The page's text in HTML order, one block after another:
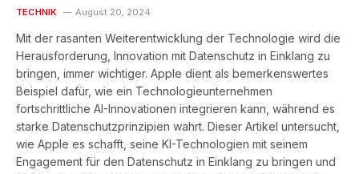
TECHNIK August 20, 2024
Mit der rasanten Weiterentwicklung der Technologie wird die
Herausforderung, Innovation mit Datenschutz in Einklang zu
bringen, immer wichtiger. Apple dient als bemerkenswertes
Beispiel dafür, wie ein Technologieunternehmen
fortschrittliche AI-Innovationen integrieren kann, während es
starke Datenschutzprinzipien wahrt. Dieser Artikel untersucht,
wie Apple es schafft, seine KI-Technologien mit seinem
Engagement für den Datenschutz in Einklang zu bringen und